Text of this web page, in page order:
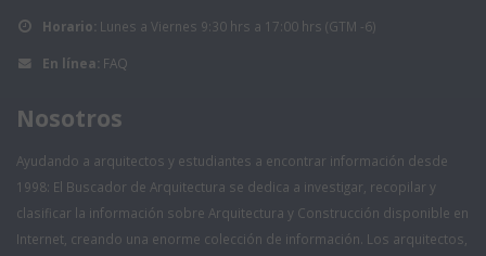
Horario: Lunes a Viernes 9:30 hrs a 17:00 hrs (GTM -6)
En línea: FAQ
Nosotros
Ayudando a arquitectos y estudiantes a encontrar información desde
1998: El Buscador de Arquitectura se dedica a investigar, recopilar y
clasificar la información sobre Arquitectura y Construcción disponible en
Internet, creando una enorme colección de información. Los arquitectos,